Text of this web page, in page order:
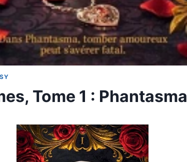
Tome 1 : Phantasma